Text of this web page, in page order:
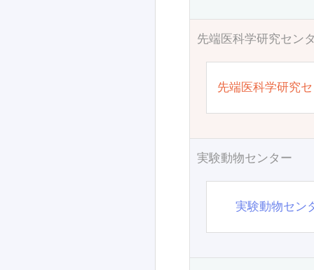
先端医科学研究セン
先端医科学研究
実験動物センター
実験動物セン